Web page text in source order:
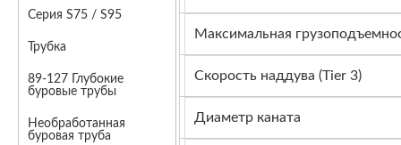
Серия S75 / S95
Трубка
89-127 Глубокие
буровые трубы
Необработанная
буровая труба
Максимальная
Скорость наддува (Tier 3)
Диаметр каната